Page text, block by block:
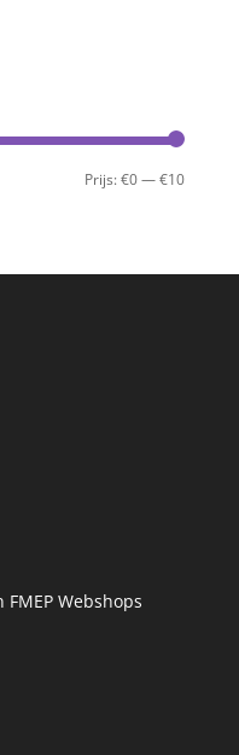
Min.
Max.
Prijs:€0—€10
Webshops